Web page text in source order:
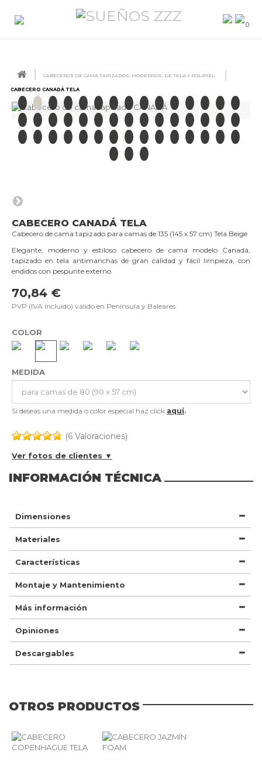
CABECEROS DE CAMA TAPIZADOS: MODERNOS, DE TELA Y POLIPIEL
CABECERO CANADÁ TELA
CABECERO CANADÁ TELA
Cabecero de cama tapizado para camas de 135 (145 x 57 cm) Tela Beige
Elegante, moderno y estiloso cabecero de cama modelo Canadá,
tapizado en tela antimanchas de gran calidad y fácil limpieza, con
endidos con pespunte externo.
70,84 €
PVP (IVA incluido) válido en Península y Baleares
COLOR
MEDIDA
Si deseas una medida o color especial haz click aquí.
(6 Valoraciones)
Ver fotos de clientes ▼
INFORMACIÓN TÉCNICA
Dimensiones
Materiales
Características
Montaje y Mantenimiento
Más información
Opiniones
Descargables
OTROS PRODUCTOS
0